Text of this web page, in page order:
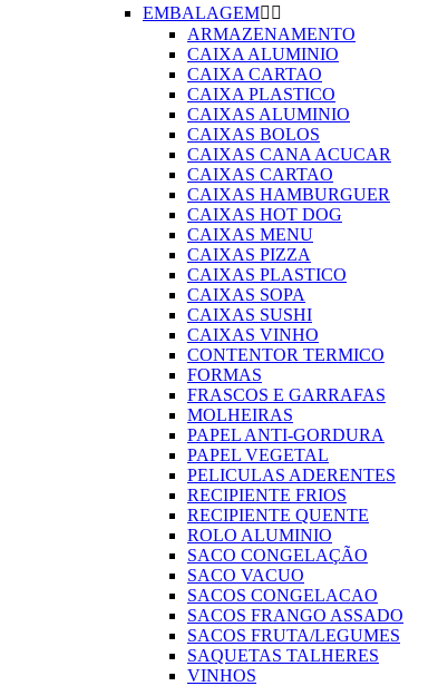
EMBALAGEM 
ARMAZENAMENTO
CAIXA ALUMINIO
CAIXA CARTAO
CAIXA PLASTICO
CAIXAS ALUMINIO
CAIXAS BOLOS
CAIXAS CANA ACUCAR
CAIXAS CARTAO
CAIXAS HAMBURGUER
CAIXAS HOT DOG
CAIXAS MENU
CAIXAS PIZZA
CAIXAS PLASTICO
CAIXAS SOPA
CAIXAS SUSHI
CAIXAS VINHO
CONTENTOR TERMICO
FORMAS
FRASCOS E GARRAFAS
MOLHEIRAS
PAPEL ANTI-GORDURA
PAPEL VEGETAL
PELICULAS ADERENTES
RECIPIENTE FRIOS
RECIPIENTE QUENTE
ROLO ALUMINIO
SACO CONGELAÇÃO
SACO VACUO
SACOS CONGELACAO
SACOS FRANGO ASSADO
SACOS FRUTA/LEGUMES
SAQUETAS TALHERES
VINHOS